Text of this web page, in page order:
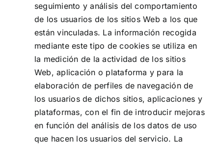
seguimiento y análisis del comportamiento
de los usuarios de los sitios Web a los que
están vinculadas. La información recogida
mediante este tipo de cookies se utiliza en
la medición de la actividad de los sitios
Web, aplicación o plataforma y para la
elaboración de perfiles de navegación de
los usuarios de dichos sitios, aplicaciones y
plataformas, con el fin de introducir mejoras
en función del análisis de los datos de uso
que hacen los usuarios del servicio. La